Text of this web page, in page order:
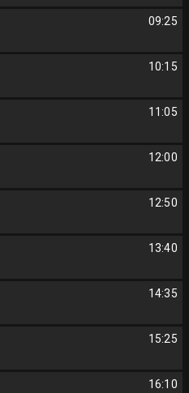
09:25
10:15
11:05
12:00
12:50
13:40
14:35
15:25
16:10